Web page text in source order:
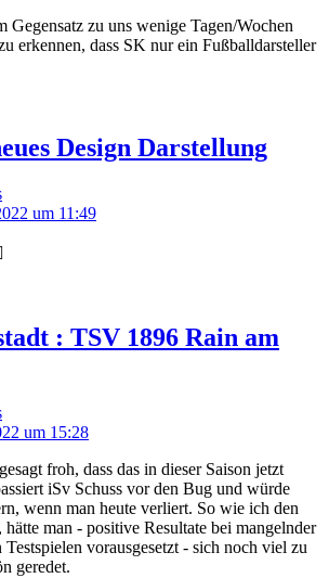
Gegensatz zu uns wenige Tagen/Wochen
erkennen, dass SK nur ein Fußballdarsteller
Design Darstellung
um 11:49
: TSV 1896 Rain am
um 15:28
froh, dass das in dieser Saison jetzt
iSv Schuss vor den Bug und würde
wenn man heute verliert. So wie ich den
hätte man - positive Resultate bei mangelnder
vorausgesetzt - sich noch viel zu
geredet.